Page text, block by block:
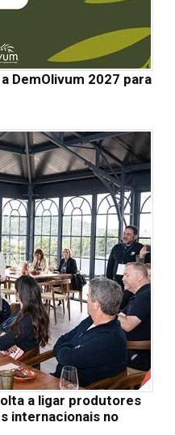
DemOlivum 2027 para
a ligar produtores
internacionais no